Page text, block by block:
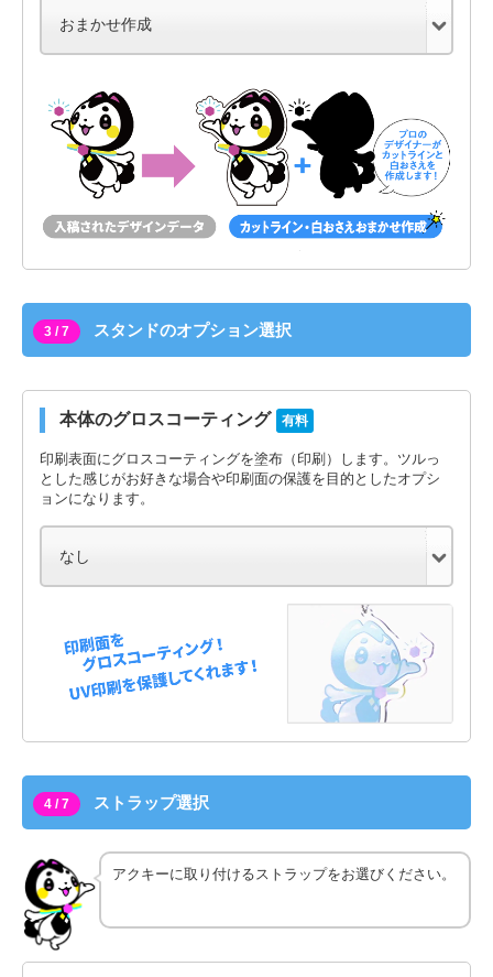
3 / 7 スタンドのオプション選択
本体のグロスコーティング 有料
印刷表面にグロスコーティングを塗布（印刷）します。ツルっ
とした感じがお好きな場合や印刷面の保護を目的としたオプシ
ョンになります。
4 / 7 ストラップ選択
アクキーに取り付けるストラップをお選びください。